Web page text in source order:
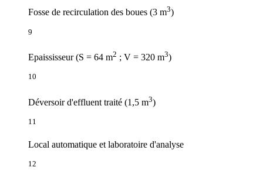
Fosse de recirculation des boues (3 m3)
9
Epaississeur (S = 64 m2 ; V = 320 m3)
10
Déversoir d'effluent traité (1,5 m3)
11
Local automatique et laboratoire d'analyse
12